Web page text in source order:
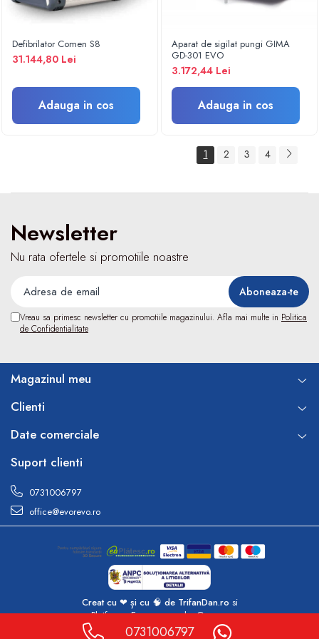
Fizioterapie
Kinetoterapie
Electroterapie
Electroterapie
Accesorii scaun cu rotile
Ingrijire la domiciliu
Dispozitive uz veterinar
Defibrilator Comen S8
31.144,80 Lei
Adauga in cos
Aparat de sigilat pungi GIMA
GD-301 EVO
3.172,44 Lei
Adauga in cos
1 2 3 4
Newsletter
Nu rata ofertele si promotiile noastre
Vreau sa primesc newsletter cu promotiile magazinului. Afla mai multe in Politica
de Confidentialitate
Magazinul meu
Clienti
Date comerciale
Suport clienti
0731006797
office@evorevo.ro
Creat cu ❤ și cu 🧠 de TrifanDan.ro si
Platforma E-commerce by Gomag
0731006797